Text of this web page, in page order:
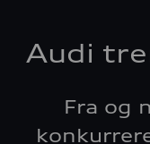
Audi
Fra og